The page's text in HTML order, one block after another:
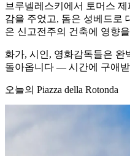
브루넬레스키에서 토머스
감을 주었고, 돔은 성베드로
은 신고전주의 건축에 영향
화가, 시인, 영화감독들은 완
돌아옵니다 — 시간에 구애
오늘의 Piazza della Rotonda